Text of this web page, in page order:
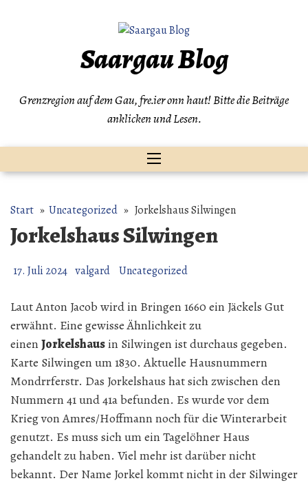
Saargau Blog
Grenzregion auf dem Gau, fre.ier onn haut! Bitte die Beiträge
anklicken und Lesen.
Start » Uncategorized » Jorkelshaus Silwingen
Jorkelshaus Silwingen
17. Juli 2024 valgard Uncategorized
Laut Anton Jacob wird in Bringen 1660 ein Jäckels Gut
erwähnt. Eine gewisse Ähnlichkeit zu
einenJorkelshausin Silwingen ist durchaus gegeben.
Karte Silwingen um 1830. Aktuelle Hausnummern
Mondrrferstr. Das Jorkelshaus hat sich zwischen den
Nummern 41 und 41a befunden. Es wurde vor dem
Krieg von Amres/Hoffmann noch für die Winterarbeit
genutzt. Es muss sich um ein Tagelöhner Haus
gehandelt zu haben. Viel mehr ist darüber nicht
bekannt. Der Name Jorkel kommt nicht in der Silwinger